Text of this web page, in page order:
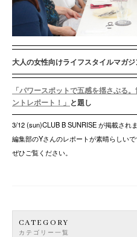
大人の女性向けライフスタイルマガ
「パワースポットで五感を揺さぶる
ントレポート！」 と題し
3/12 (sun)CLUB B SUNRISE が掲載され
編集部のYさんのレポートが素晴らしいで
ぜひご覧ください。
CATEGORY
カテゴリー一覧